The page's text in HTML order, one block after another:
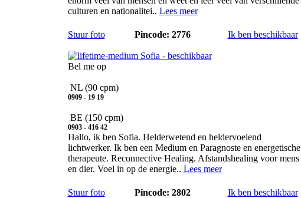
culturen en nationalitei.. Lees meer
Stuur foto Pincode: 2776
Ik ben beschikbaar
Bel me op
NL (90 cpm)
0909 - 19 19
BE (150 cpm)
0903 - 416 42
Hallo, ik ben Sofia. Helderwetend en heldervoelend
lichtwerker. Ik ben een Medium en Paragnoste en energetische
therapeute. Reconnective Healing. Afstandshealing voor mens
en dier. Voel in op de energie.. Lees meer
Stuur foto Pincode: 2802
Ik ben beschikbaar